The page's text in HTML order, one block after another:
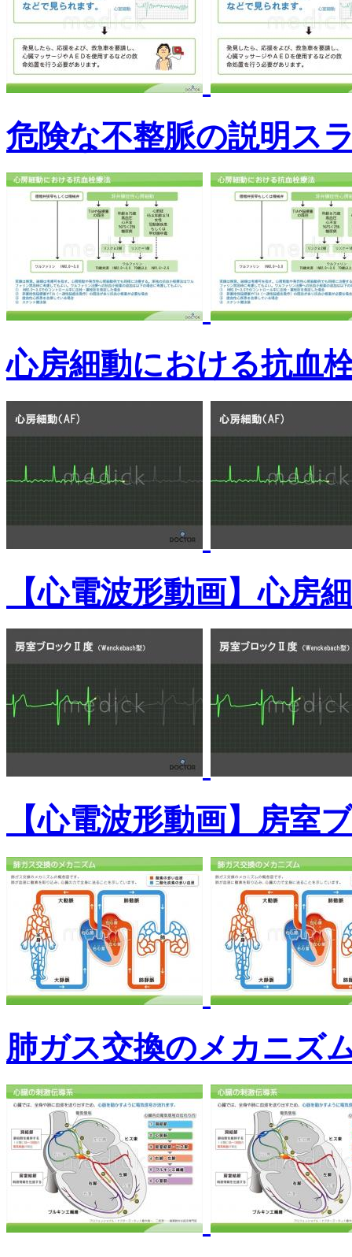
危険な不整脈の説明ス
心房細動における抗血
【心電波形動画】心房
【心電波形動画】房室
肺ガス交換のメカニズ